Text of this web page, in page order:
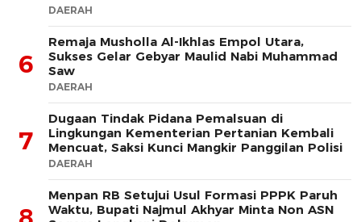
DAERAH
6
Remaja Musholla Al-Ikhlas Empol Utara,
Sukses Gelar Gebyar Maulid Nabi Muhammad
Saw
DAERAH
7
Dugaan Tindak Pidana Pemalsuan di
Lingkungan Kementerian Pertanian Kembali
Mencuat, Saksi Kunci Mangkir Panggilan Polisi
DAERAH
Menpan RB Setujui Usul Formasi PPPK Paruh
Waktu, Bupati Najmul Akhyar Minta Non ASN